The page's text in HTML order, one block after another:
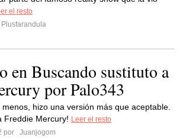
el resto
Plusfarandula
en Buscando sustituto a
por Palo343
hizo una versión más que aceptable.
Freddie Mercury! Leer el resto
por
Juanjogom